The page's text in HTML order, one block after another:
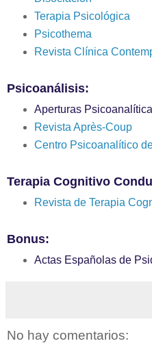
Terapia Psicológica
Psicothema
Revista Clínica
Psicoanálisis:
Aperturas
Revista Après-Coup
Centro Psicoanalítico
Terapia Cognitivo
Revista de Terapia
Bonus:
Actas Españolas de
No hay comentarios: